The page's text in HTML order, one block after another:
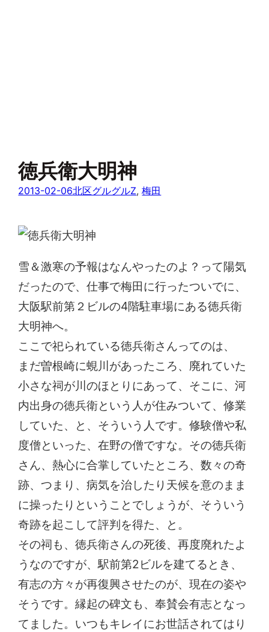
徳兵衛大明神
2013-02-06北区グルグルZ, 梅田
雪＆激寒の予報はなんやったのよ？って陽気
だったので、仕事で梅田に行ったついでに、
大阪駅前第２ビルの4階駐車場にある徳兵衛
大明神へ。
ここで祀られている徳兵衛さんってのは、
まだ曽根崎に蜆川があったころ、廃れていた
小さな祠が川のほとりにあって、そこに、河
内出身の徳兵衛という人が住みついて、修業
していた、と、そういう人です。修験僧や私
度僧といった、在野の僧ですな。その徳兵衛
さん、熱心に合掌していたところ、数々の奇
跡、つまり、病気を治したり天候を意のまま
に操ったりということでしょうが、そういう
奇跡を起こして評判を得た、と。
その祠も、徳兵衛さんの死後、再度廃れたよ
うなのですが、駅前第2ビルを建てるとき、
有志の方々が再復興させたのが、現在の姿や
そうです。縁起の碑文も、奉賛会有志となっ
てました。いつもキレイにお世話されてはり